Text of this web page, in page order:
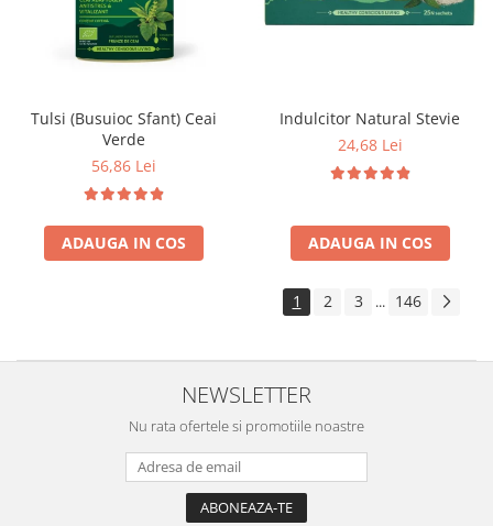
Tulsi (Busuioc Sfant) Ceai
Verde
56,86 Lei
ADAUGA IN COS
Indulcitor Natural Stevie
24,68 Lei
ADAUGA IN COS
1 2 3 ... 146
NEWSLETTER
Nu rata ofertele si promotiile noastre